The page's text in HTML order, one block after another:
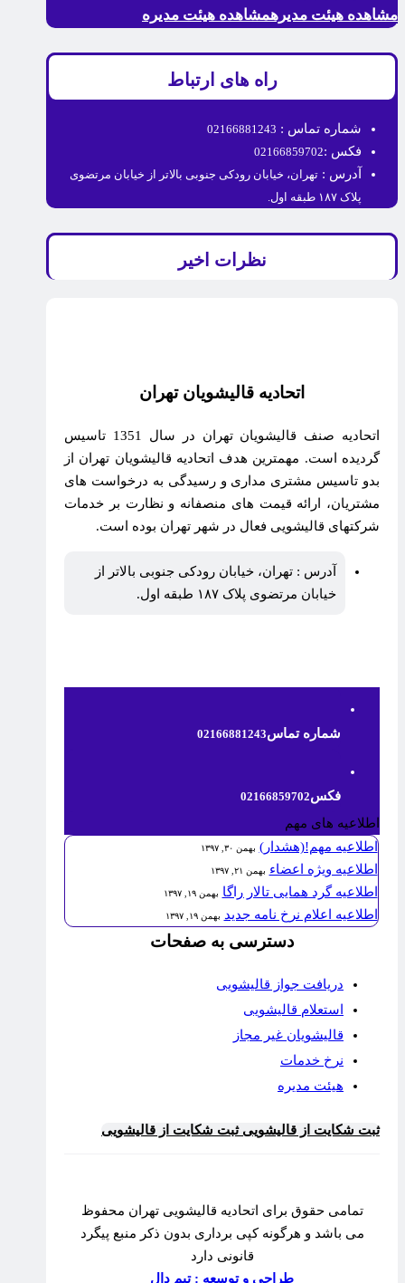
مشاهده هیئت مدیرهمشاهده هیئت مدیره
راه های ارتباط
شماره تماس : 02166881243
فکس :02166859702
آدرس : تهران، خیابان رودکی جنوبی بالاتر از خیابان مرتضوی
پلاک ۱۸۷ طبقه اول.
نظرات اخیر
اتحادیه قالیشویان تهران
اتحادیه صنف قالیشویان تهران در سال 1351 تاسیس
گردیده است. مهمترین هدف اتحادیه قالیشویان تهران از
بدو تاسیس مشتری مداری و رسیدگی به درخواست های
مشتریان، ارائه قیمت های منصفانه و نظارت بر خدمات
شرکتهای قالیشویی فعال در شهر تهران بوده است.
آدرس : تهران، خیابان رودکی جنوبی بالاتر از
خیابان مرتضوی پلاک ۱۸۷ طبقه اول.
شماره تماس02166881243
فکس02166859702
اطلاعیه های مهم
اطلاعیه مهم!(هشدار) بهمن ۳۰, ۱۳۹۷
اطلاعیه ویژه اعضاء بهمن ۲۱, ۱۳۹۷
اطلاعیه گرد همایی تالار راگا بهمن ۱۹, ۱۳۹۷
اطلاعیه اعلام نرخ نامه جدید بهمن ۱۹, ۱۳۹۷
دسترسی به صفحات
دریافت جواز قالیشویی
استعلام قالیشویی
قالیشویان غیر مجاز
نرخ خدمات
هیئت مدیره
ثبت شکایت از قالیشوییثبت شکایت از قالیشویی
تمامی حقوق برای اتحادیه قالیشویی تهران محفوظ
می باشد و هرگونه کپی برداری بدون ذکر منبع پیگرد
قانونی دارد
طراحی و توسعه : تیم دال